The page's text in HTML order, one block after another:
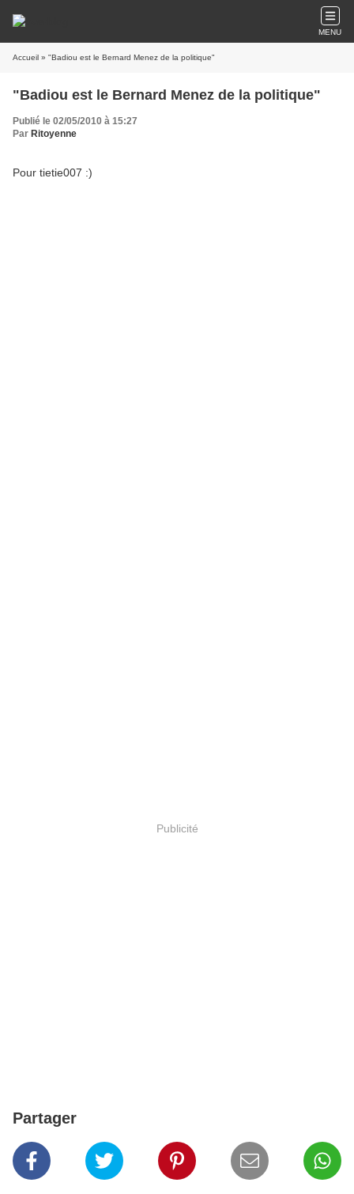
MENU
Accueil » "Badiou est le Bernard Menez de la politique"
"Badiou est le Bernard Menez de la politique"
Publié le 02/05/2010 à 15:27
Par Ritoyenne
Pour tietie007 :)
Publicité
Partager